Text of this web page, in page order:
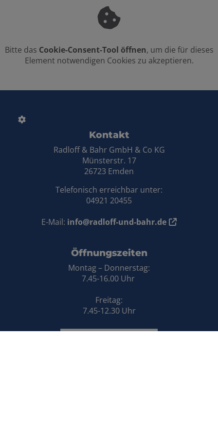
Bitte das Cookie-Consent-Tool öffnen, um die für dieses
Element notwendigen Cookies zu akzeptieren.
FOOTER - KONTAKTDATEN UND
Kontakt
Radloff & Bahr GmbH & Co KG
Münsterstr. 17
26723 Emden
Telefonisch erreichbar unter:
04921 20455
E-Mail: info@radloff-und-bahr.de
Öffnungszeiten
Montag – Donnerstag:
7.45-16.00 Uhr
Freitag:
7.45-12.30 Uhr